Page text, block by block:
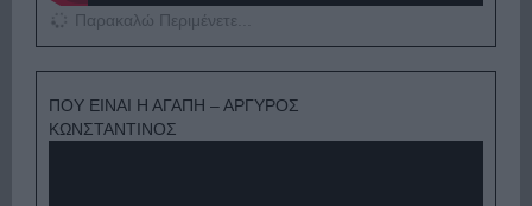
Παρακαλώ Περιμένετε...
ΠΟΥ ΕΙΝΑΙ Η ΑΓΑΠΗ – ΑΡΓΥΡΟΣ
ΚΩΝΣΤΑΝΤΙΝΟΣ